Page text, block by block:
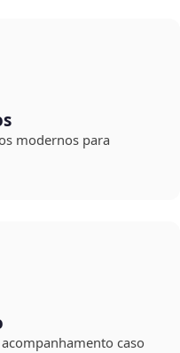
modernos para
caso